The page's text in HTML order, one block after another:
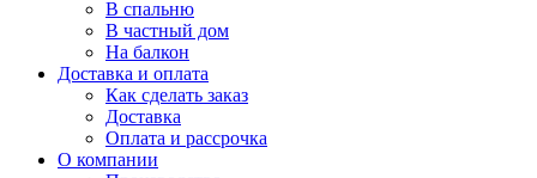
В спальню
В частный дом
На балкон
Доставка и оплата
Как сделать заказ
Доставка
Оплата и рассрочка
О компании